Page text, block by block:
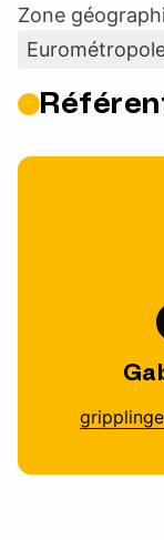
Zone